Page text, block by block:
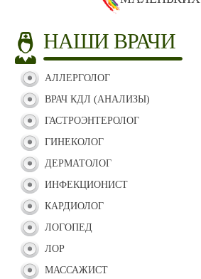
НАШИ ВРАЧИ
АЛЛЕРГОЛОГ
ВРАЧ КДЛ (АНАЛИЗЫ)
ГАСТРОЭНТЕРОЛОГ
ГИНЕКОЛОГ
ДЕРМАТОЛОГ
ИНФЕКЦИОНИСТ
КАРДИОЛОГ
ЛОГОПЕД
ЛОР
МАССАЖИСТ